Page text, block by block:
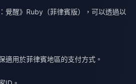
覺醒》Ruby（菲律賓版），可以透過以
適用於菲律賓地區的支付方式。